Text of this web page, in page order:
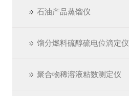
石油产品蒸馏仪
馏分燃料硫醇硫电位滴定仪
聚合物稀溶液粘数测定仪